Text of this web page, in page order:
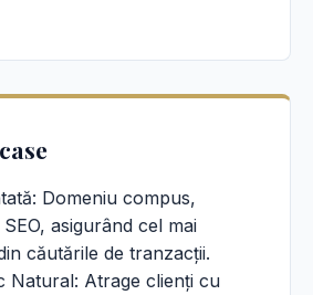
Domeniu compus,
asigurând cel mai
căutările de tranzacții.
Natural: Atrage clienți cu